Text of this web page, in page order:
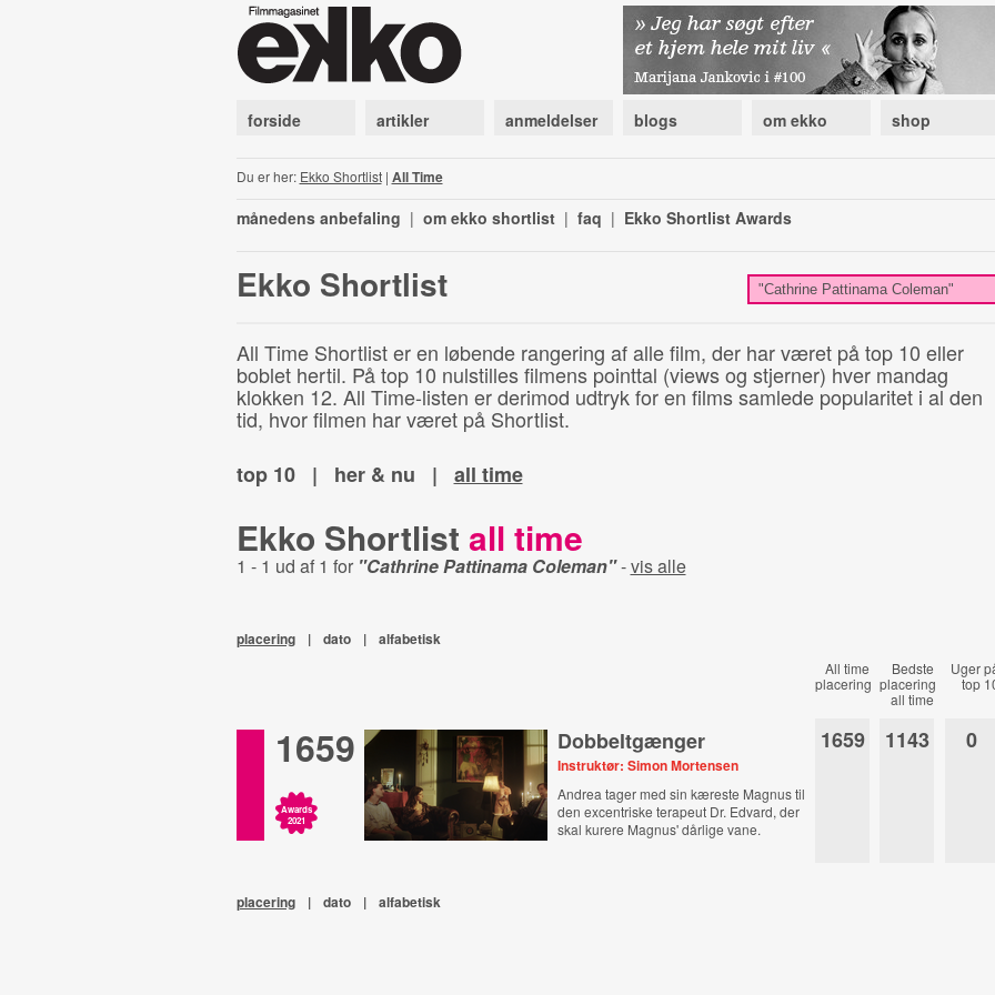
forside artikler anmeldelser blogs om ekko shop
Du er her: Ekko Shortlist| All Time
månedens anbefaling | om ekko shortlist | faq | Ekko Shortlist Awards
Ekko Shortlist
All Time Shortlist er en løbende rangering af alle film, der har været på top 10 eller
boblet hertil. På top 10 nulstilles filmens pointtal (views og stjerner) hver mandag
klokken 12. All Time-listen er derimod udtryk for en films samlede popularitet i al den
tid, hvor filmen har været på Shortlist.
top 10
| her & nu | all time
Ekko Shortlist all time
1 - 1 ud af 1 for "Cathrine Pattinama Coleman"-vis alle
placering | dato | alfabetisk
All time
placering
Bedste
placering
all time
Uger
top
1659
Awards
2021
Dobbeltgænger
Instruktør: Simon Mortensen
Andrea tager med sin kæreste Magnus til
den excentriske terapeut Dr. Edvard, der
skal kurere Magnus' dårlige vane.
1659 1143 0
placering | dato | alfabetisk